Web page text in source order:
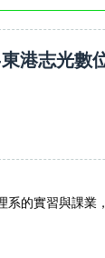
港志光數
的實習與課業